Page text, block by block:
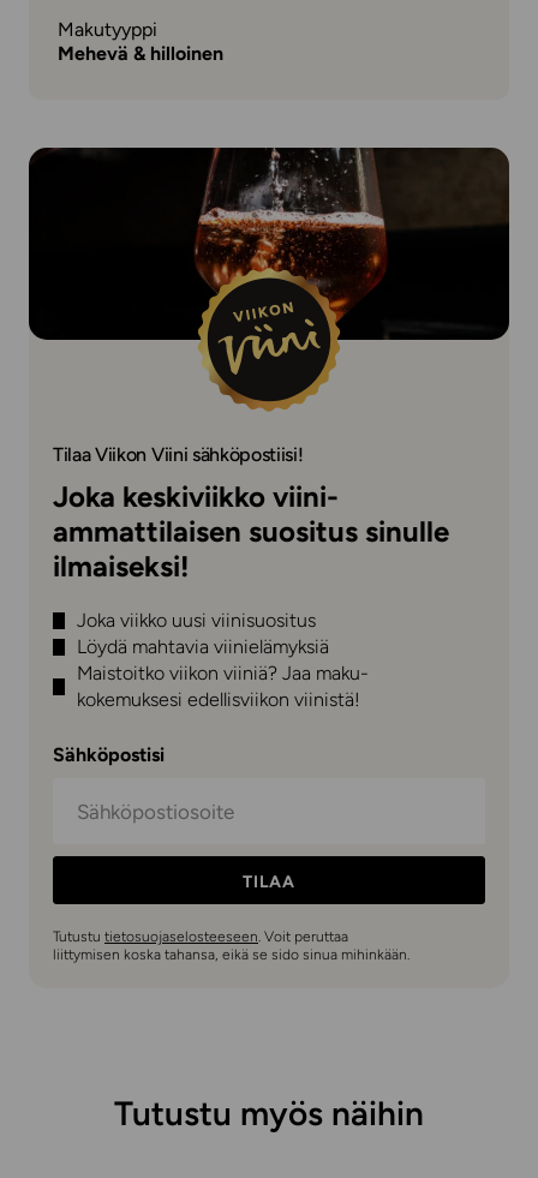
Makutyyppi
Mehevä & hilloinen
Tilaa Viikon Viini sähköpostiisi!
Joka keskiviikko viini-
ammattilaisen suositus sinulle
ilmaiseksi!
Joka viikko uusi viinisuositus
Löydä mahtavia viinielämyksiä
Maistoitko viikon viiniä? Jaa maku-
kokemuksesi edellisviikon viinistä!
Sähköpostisi
TILAA
Tutustu tietosuojaselosteeseen. Voit peruttaa
liittymisen koska tahansa, eikä se sido sinua mihinkään.
Tutustu myös näihin